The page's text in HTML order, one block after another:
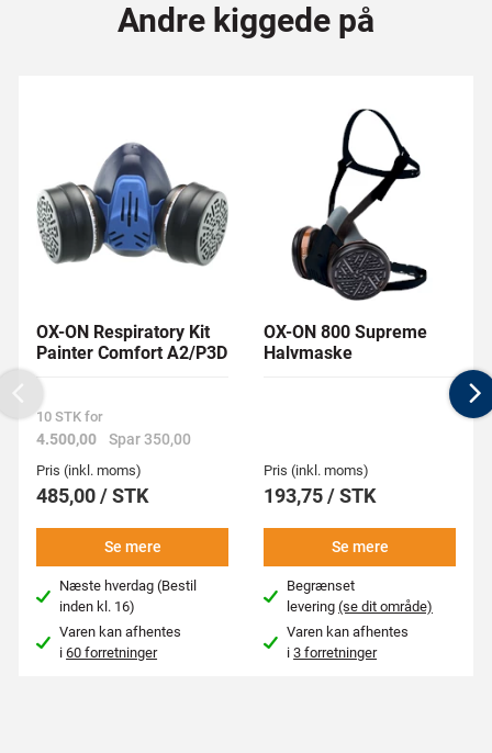
Andre kiggede på
OX-ON Respiratory Kit
Painter Comfort A2/P3D
10 STK for
4.500,00 Spar 350,00
Pris (inkl. moms)
485,00 / STK
Se mere
Næste hverdag (Bestil
inden kl. 16)
Varen kan afhentes
i60 forretninger
OX-ON 800 Supreme
Halvmaske
Pris (inkl. moms)
193,75 / STK
Se mere
Begrænset
levering(se dit område)
Varen kan afhentes
i3 forretninger
Previous